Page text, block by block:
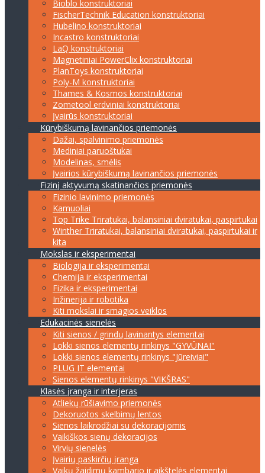
Bioblo konstruktoriai
FischerTechnik Education konstruktoriai
Hubelino konstruktoriai
Incastro konstruktoriai
LaQ konstruktoriai
Magnetiniai PowerClix konstruktoriai
PlanToys konstruktoriai
Poly-M konstruktoriai
Thames & Kosmos konstruktoriai
Zometool erdviniai konstruktoriai
Įvairūs konstruktoriai
Kūrybiškumą lavinančios priemonės
Dažai, spalvinimo priemonės
Mediniai paruoštukai
Modelinas, smėlis
Įvairios kūrybiškumą lavinančios priemonės
Fizinį aktyvumą skatinančios priemonės
Fizinio lavinimo priemonės
Kamuoliai
Top Trike Triratukai, balansiniai dviratukai, paspirtukai
Winther Triratukai, balansiniai dviratukai, paspirtukai ir
kita
Mokslas ir eksperimentai
Biologija ir eksperimentai
Chemija ir eksperimentai
Fizika ir eksperimentai
Inžinerija ir robotika
Kiti mokslai ir smagios veiklos
Edukacinės sienelės
Kiti sienos / grindų lavinantys elementai
Lokki sienos elementų rinkinys "GYVŪNAI"
Lokki sienos elementų rinkinys "Jūreiviai"
PLUG IT elementai
Sienos elementų rinkinys "VIKŠRAS"
Klasės įranga ir interjeras
Atliekų rūšiavimo priemonės
Dekoruotos skelbimų lentos
Sienos laikrodžiai su dekoracijomis
Vaikiškos sienų dekoracijos
Virvių sienelės
Įvairių paskirčių įranga
Vaikų žaidimų kambario ir aikštelės elementai